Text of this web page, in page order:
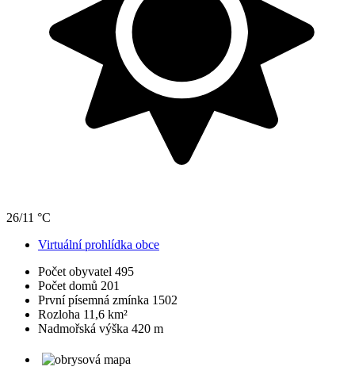
26/11 °C
Virtuální prohlídka obce
Počet obyvatel 495
Počet domů 201
První písemná zmínka 1502
Rozloha 11,6 km²
Nadmořská výška 420 m